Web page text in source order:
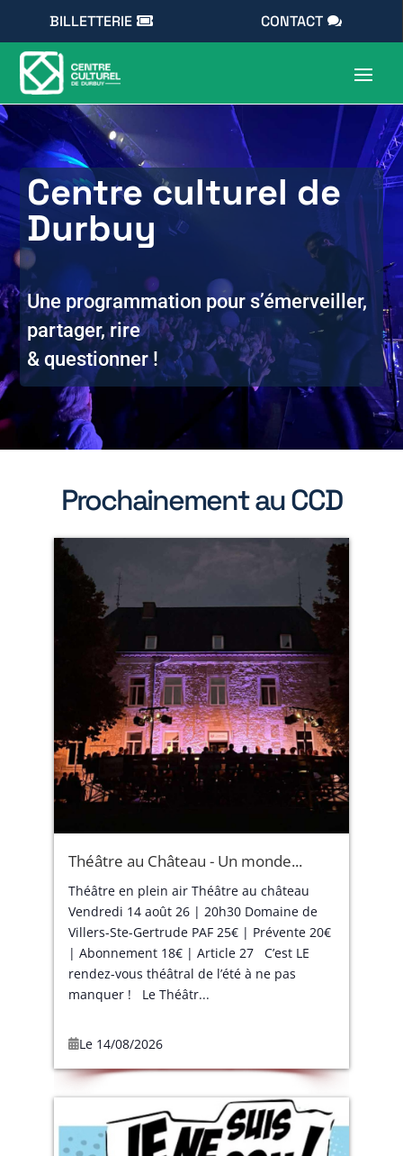
BILLETTERIE CONTACT
Centre culturel de
Durbuy
Une programmation pour s’émerveiller,
partager, rire
& questionner !
Prochainement au CCD
Théâtre au Château - Un monde...
Théâtre en plein air Théâtre au château
Vendredi 14 août 26 | 20h30 Domaine de
Villers-Ste-Gertrude PAF 25€ | Prévente 20€
| Abonnement 18€ | Article 27 C’est LE
rendez-vous théâtral de l’été à ne pas
manquer ! Le Théâtr...
Le 14/08/2026